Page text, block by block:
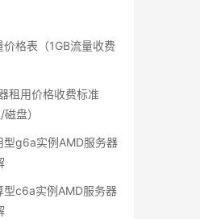
格表（1GB流量收费
租用价格收费标准
盘）
型g6a实例AMD服务器
型c6a实例AMD服务器